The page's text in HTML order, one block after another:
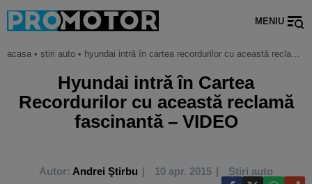
MENIU
acasa • știri auto • hyundai intră în cartea recordurilor cu această reclamă fascinantă – video
Hyundai intră în Cartea
Recordurilor cu această reclamă
fascinantă – VIDEO
Autor: Andrei Ştirbu 10 apr. 2015 Știri auto